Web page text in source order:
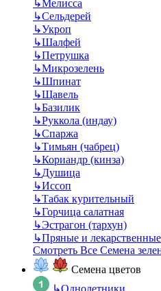
↳Мелисса
↳Сельдерей
↳Укроп
↳Шалфей
↳Петрушка
↳Микрозелень
↳Шпинат
↳Щавель
↳Базилик
↳Руккола (индау)
↳Спаржа
↳Тимьян (чабрец)
↳Кориандр (кинза)
↳Душица
↳Иссоп
↳Табак курительный
↳Горчица салатная
↳Эстрагон (тархун)
↳Пряные и
Смотреть Все Семена
Семена цветов
↳Однолетники